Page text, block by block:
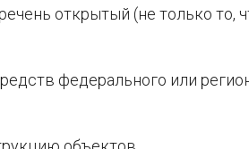
открытый (не только то,
федерального или